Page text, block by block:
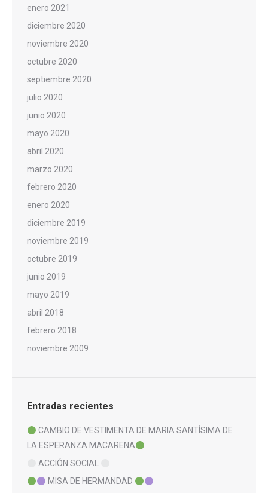
enero 2021
diciembre 2020
noviembre 2020
octubre 2020
septiembre 2020
julio 2020
junio 2020
mayo 2020
abril 2020
marzo 2020
febrero 2020
enero 2020
diciembre 2019
noviembre 2019
octubre 2019
junio 2019
mayo 2019
abril 2018
febrero 2018
noviembre 2009
Entradas recientes
CAMBIO DE VESTIMENTA DE MARIA SANTÍSIMA DE
LA ESPERANZA MACARENA
ACCIÓN SOCIAL
MISA DE HERMANDAD